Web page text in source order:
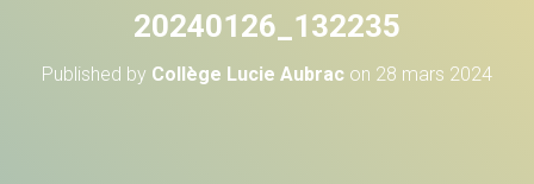
20240126_132235
Published by Collège Lucie Aubrac on 28 mars 2024